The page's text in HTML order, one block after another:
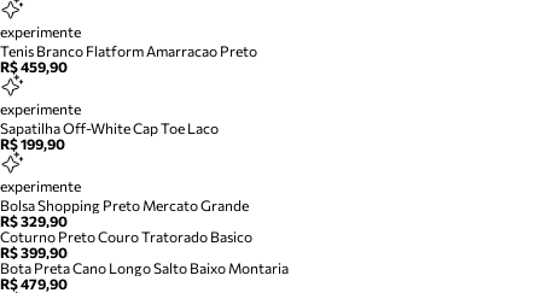
experimente
Tenis Branco Flatform Amarracao Preto
R$ 459,90
experimente
Sapatilha Off-White Cap Toe Laco
R$ 199,90
experimente
Bolsa Shopping Preto Mercato Grande
R$ 329,90
Coturno Preto Couro Tratorado Basico
R$ 399,90
Bota Preta Cano Longo Salto Baixo Montaria
R$ 479,90